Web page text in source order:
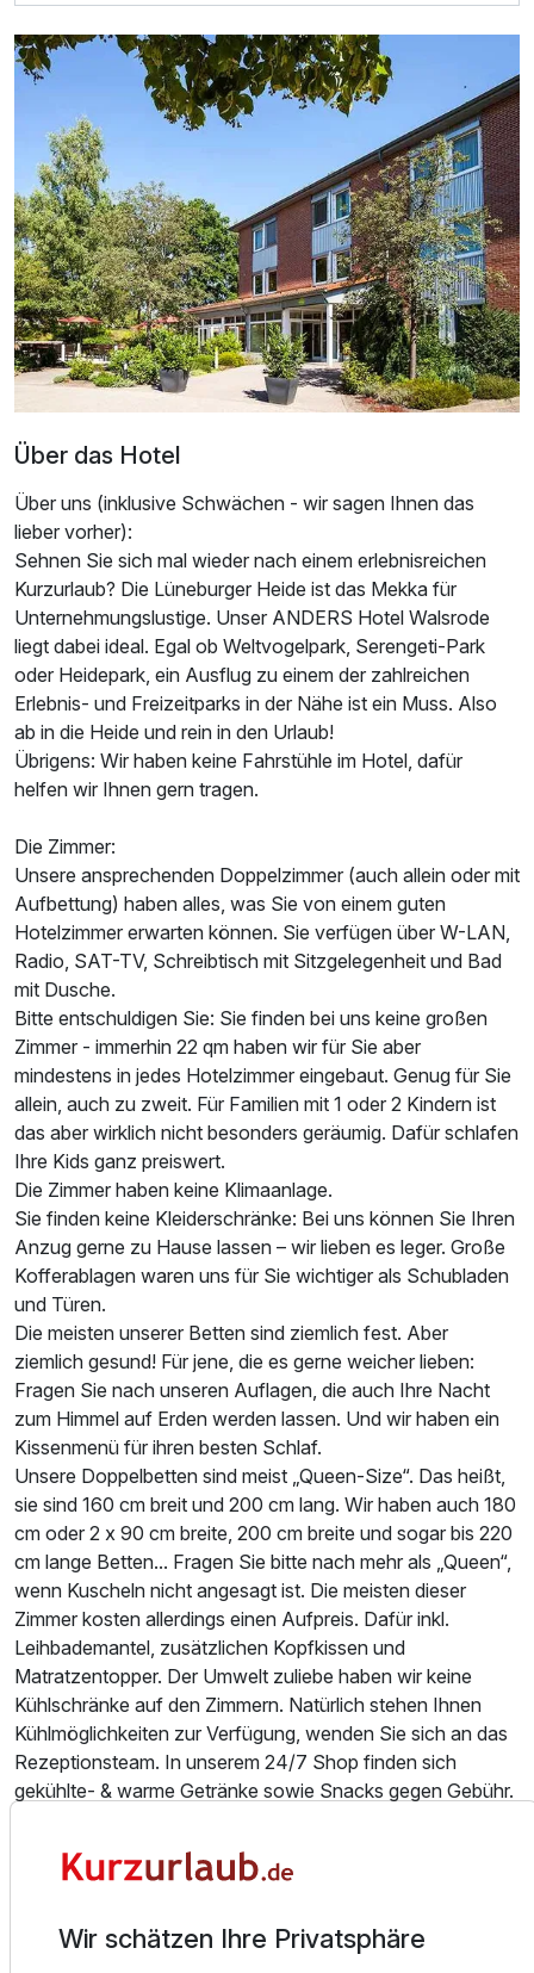
p.P. ab
Doppelzimmer Superior
2 Erwachsene
Ausstattung
Zusatznächte
Für 4 Tage
Einzelzimmer
1 Erwachsenen und 1 Kind
Ausstattung
Zusatznächte
Für 4 Tage p.P. ab 466,50 €
Einzelzimmer Superior
1 Erwachsenen und 1 Kind
Über das Hotel
Über uns (inklusive Schwächen - wir sagen Ihnen das
lieber vorher):
Sehnen Sie sich mal wieder nach einem erlebnisreichen
Kurzurlaub? Die Lüneburger Heide ist das Mekka für
Unternehmungslustige. Unser ANDERS Hotel Walsrode
liegt dabei ideal. Egal ob Weltvogelpark, Serengeti-Park
oder Heidepark, ein Ausflug zu einem der zahlreichen
Erlebnis- und Freizeitparks in der Nähe ist ein Muss. Also
ab in die Heide und rein in den Urlaub!
Übrigens: Wir haben keine Fahrstühle im Hotel, dafür
helfen wir Ihnen gern tragen.
Die Zimmer:
Unsere ansprechenden Doppelzimmer (auch allein oder mit
Aufbettung) haben alles, was Sie von einem guten
Hotelzimmer erwarten können. Sie verfügen über W-LAN,
Radio, SAT-TV, Schreibtisch mit Sitzgelegenheit und Bad
mit Dusche.
Bitte entschuldigen Sie: Sie finden bei uns keine großen
Zimmer - immerhin 22 qm haben wir für Sie aber
mindestens in jedes Hotelzimmer eingebaut. Genug für Sie
allein, auch zu zweit. Für Familien mit 1 oder 2 Kindern ist
das aber wirklich nicht besonders geräumig. Dafür schlafen
Ihre Kids ganz preiswert.
Die Zimmer haben keine Klimaanlage.
Sie finden keine Kleiderschränke: Bei uns können Sie Ihren
Anzug gerne zu Hause lassen – wir lieben es leger. Große
Kofferablagen waren uns für Sie wichtiger als Schubladen
und Türen.
Die meisten unserer Betten sind ziemlich fest. Aber
ziemlich gesund! Für jene, die es gerne weicher lieben:
Fragen Sie nach unseren Auflagen, die auch Ihre Nacht
zum Himmel auf Erden werden lassen. Und wir haben ein
Kissenmenü für ihren besten Schlaf.
Unsere Doppelbetten sind meist „Queen-Size“. Das heißt,
sie sind 160 cm breit und 200 cm lang. Wir haben auch 180
cm oder 2 x 90 cm breite, 200 cm breite und sogar bis 220
cm lange Betten... Fragen Sie bitte nach mehr als „Queen“,
wenn Kuscheln nicht angesagt ist. Die meisten dieser
Zimmer kosten allerdings einen Aufpreis. Dafür inkl.
Leihbademantel, zusätzlichen Kopfkissen und
Matratzentopper. Der Umwelt zuliebe haben wir keine
Kühlschränke auf den Zimmern. Natürlich stehen Ihnen
Kühlmöglichkeiten zur Verfügung, wenden Sie sich an das
Rezeptionsteam. In unserem 24/7 Shop finden sich
gekühlte- & warme Getränke sowie Snacks gegen Gebühr.
Zur Verpflegung:
Ein appetitlich-anregendes Gastronomiekonzept mit
Gaumen. Mal laut, mal leise. Mal schrill, mal dezent. Immer
Wir schätzen Ihre Privatsphäre